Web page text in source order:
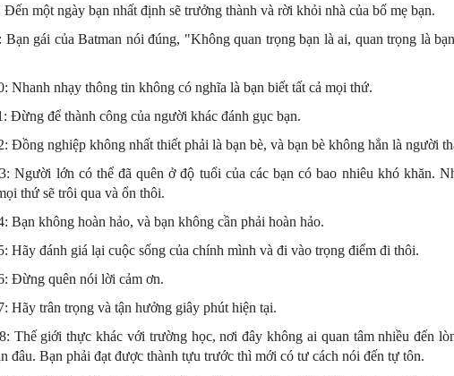
một ngày bạn nhất định sẽ trưởng thành và rời khỏi nhà của bố mẹ bạn.
Bạn gái của Batman nói đúng, "Không quan trọng bạn là ai, quan trọng là
Nhanh nhạy thông tin không có nghĩa là bạn biết tất cả mọi thứ.
Đừng để thành công của người khác đánh gục bạn.
Đồng nghiệp không nhất thiết phải là bạn bè, và bạn bè không hẳn là người
Người lớn có thể đã quên ở độ tuổi của các bạn có bao nhiêu khó khăn.
thứ sẽ trôi qua và ổn thôi.
Bạn không hoàn hảo, và bạn không cần phải hoàn hảo.
Hãy đánh giá lại cuộc sống của chính mình và đi vào trọng điểm đi thôi.
Đừng quên nói lời cảm ơn.
Hãy trân trọng và tận hưởng giây phút hiện tại.
Thế giới thực khác với trường học, nơi đây không ai quan tâm nhiều đến
đâu. Bạn phải đạt được thành tựu trước thì mới có tư cách nói đến tự tôn.